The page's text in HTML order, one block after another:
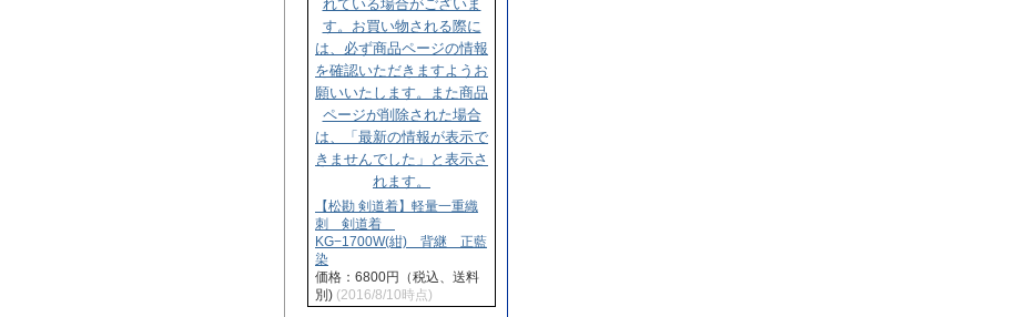
【松勘 剣道着】軽量一重織
刺 剣道着
KG−1700W(紺) 背継 正藍
染
価格：6800円（税込、送料
別) (2016/8/10時点)